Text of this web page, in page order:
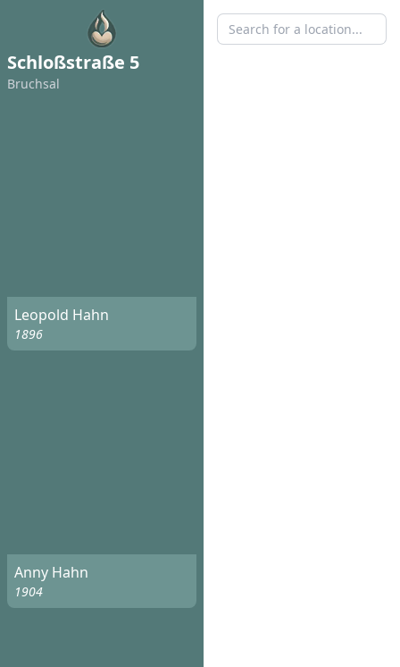
Schloßstraße 5
Bruchsal
Leopold Hahn
1896
Anny Hahn
1904